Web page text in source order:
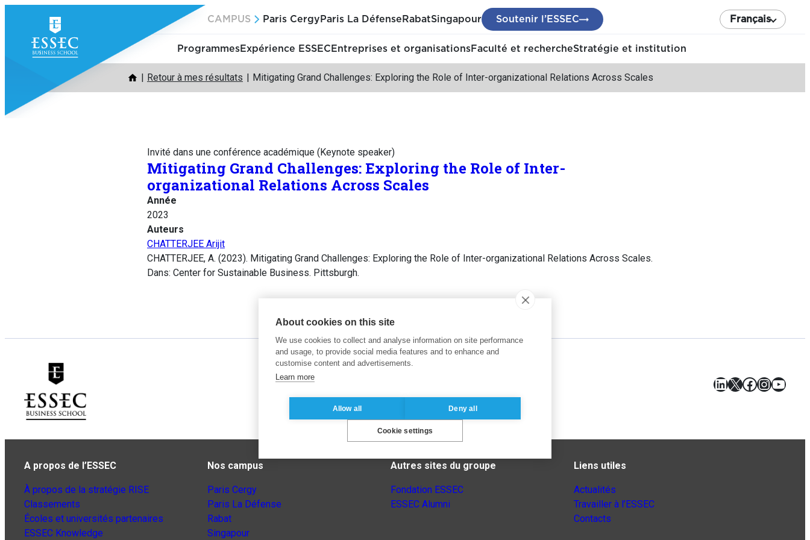
contenu
CAMPUS Paris Cergy Paris La Défense RabatSingapour Soutenir l’ESSEC Français
ProgrammesExpérience ESSEC Entreprises et organisationsFaculté et rechercheStratégie et institution
Retour à mes résultats Mitigating Grand Challenges: Exploring the Role of Inter-organizational Relations Across Scales
Invité dans une conférence académique (Keynote speaker)
Mitigating Grand Challenges: Exploring the Role of Inter-
organizational Relations Across Scales
Année
2023
Auteurs
CHATTERJEE Arijit
CHATTERJEE, A. (2023). Mitigating Grand Challenges: Exploring the Role of Inter-organizational Relations Across Scales.
Dans: Center for Sustainable Business. Pittsburgh.
LinkedIn
X Facebook
A propos de l’ESSEC
À propos de la stratégie RISE
Classements
Écoles et universités partenaires
ESSEC Knowledge
Nos campus
Paris Cergy
Paris La Défense
Rabat
Singapour
Autres sites du groupe
Fondation ESSEC
ESSEC Alumni
Liens utiles
Actualités
Travailler à l’ESSEC
Contacts
About cookies on this site
We use cookies to collect and analyse information on site performance
and usage, to provide social media features and to enhance and
customise content and advertisements.
Learn more
Allow all Deny all
Cookie settings